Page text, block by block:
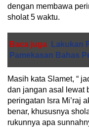
dengan membawa
sholat 5 waktu.
Baca juga
Lakukan
Pamekasan Bahas
Masih kata Slamet, “
dan jangan asal lewat
peringatan Isra Mi’raj
benar, khususnya
rukunnya apa